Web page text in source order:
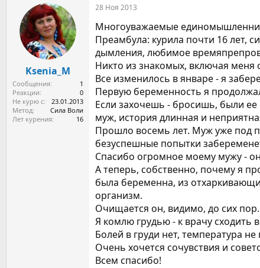
т
а
н
а
ч
л
Ksenia_M
Сообщения
1
Реакции
0
Не курю с
23.01.2013
Метод
Сила Воли
Лет курения
16
28 Ноя 2013
Многоуважаемые
Преамбула: курила почти 16 лет,
дымления, любимое
Никто из знакомых, включая меня
Все изменилось в январе - я
Первую беременность я
Если захочешь - бросишь, были ее
муж, история длинная и
Прошло восемь лет. Муж уже под
безуспешные попытки
Спасибо огромное моему мужу -
А теперь, собственно, почему я
была беременна, из
организм.
Очищается он, видимо, до сих пор.
Я комлю грудью - к врачу сходить
Болей в груди нет, температура
Очень хочется сочувствия и
Всем спасибо!